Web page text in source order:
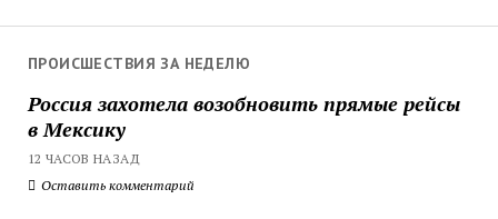
ПРОИСШЕСТВИЯ ЗА НЕДЕЛЮ
Россия захотела возобновить прямые рейсы
в Мексику
12 ЧАСОВ НАЗАД
Оставить комментарий